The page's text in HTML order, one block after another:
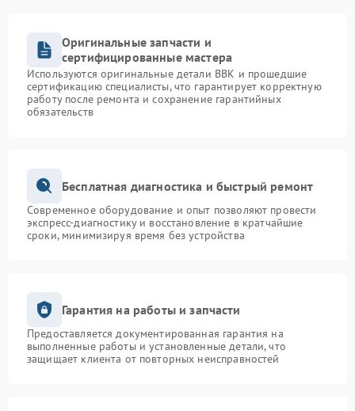
Оригинальные запчасти и
сертифицированные мастера
Используются оригинальные детали BBK и прошедшие
сертификацию специалисты, что гарантирует корректную
работу после ремонта и сохранение гарантийных
обязательств
Бесплатная диагностика и быстрый ремонт
Современное оборудование и опыт позволяют провести
экспресс-диагностику и восстановление в кратчайшие
сроки, минимизируя время без устройства
Гарантия на работы и запчасти
Предоставляется документированная гарантия на
выполненные работы и установленные детали, что
защищает клиента от повторных неисправностей